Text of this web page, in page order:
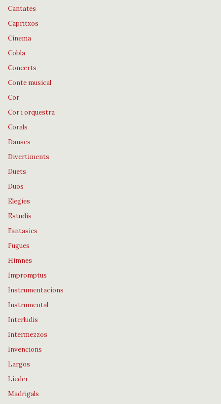
Cantates
Capritxos
Cinema
Cobla
Concerts
Conte musical
Cor
Cor i orquestra
Corals
Danses
Divertiments
Duets
Duos
Elegies
Estudis
Fantasies
Fugues
Himnes
Impromptus
Instrumentacions
Instrumental
Interludis
Intermezzos
Invencions
Largos
Lieder
Madrigals